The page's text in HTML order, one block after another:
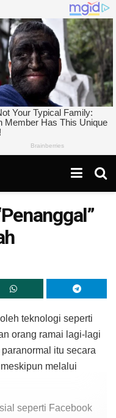
teknologi seperti
orang ramai lagi-lagi
itu secara
melalui
seperti Facebook